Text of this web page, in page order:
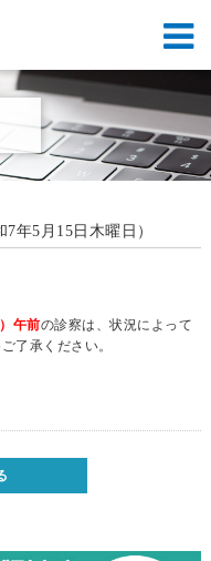
年5月15日木曜日）
午前の診察は、状況によって
了承ください。